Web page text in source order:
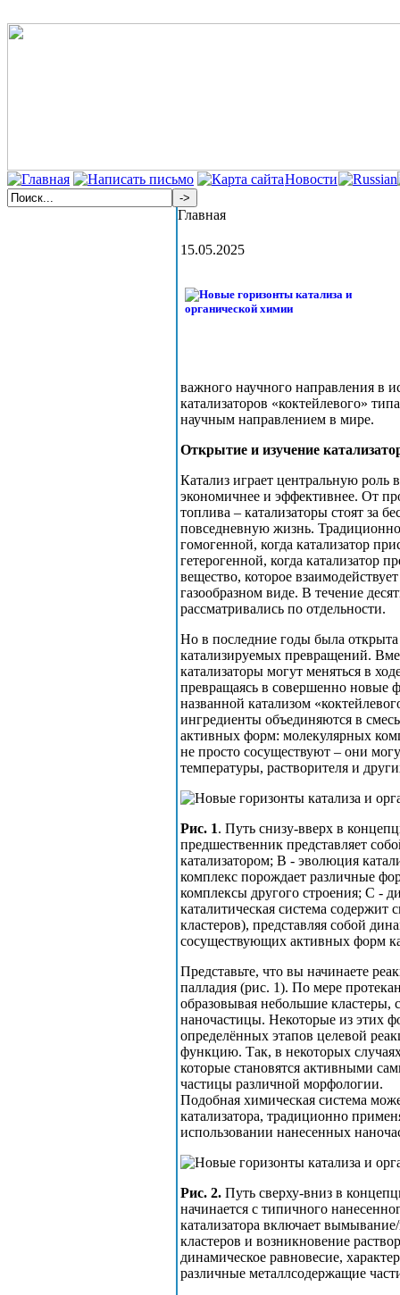
Новости
Главная
15.05.2025
важного научного направления в
катализаторов «коктейлевого»
научным направлением в мире.
Открытие и изучение
Катализ играет центральную роль
экономичнее и эффективнее. От
топлива – катализаторы стоят за
повседневную жизнь.
гомогенной, когда катализатор
гетерогенной, когда катализатор
вещество, которое
газообразном виде. В течение
рассматривались по отдельности.
Но в последние годы была открыта
катализируемых превращений.
катализаторы могут меняться в
превращаясь в совершенно новые
названной катализом
ингредиенты объединяются в
активных форм: молекулярных
не просто сосуществуют – они
температуры, растворителя и
Рис. 1. Путь снизу-вверх в
предшественник представляет
катализатором; B - эволюция
комплекс порождает различные
комплексы другого строения; C -
каталитическая система
кластеров), представляя собой
сосуществующих активных форм
Представьте, что вы начинаете
палладия (рис. 1). По мере
образовывая небольшие кластеры,
наночастицы. Некоторые из этих
определённых этапов целевой
функцию. Так, в некоторых
которые становятся активными
частицы различной морфологии.
Подобная химическая система
катализатора, традиционно
использовании нанесенных
Рис. 2. Путь сверху-вниз в
начинается с типичного
катализатора включает
кластеров и возникновение
динамическое равновесие,
различные металлсодержащие